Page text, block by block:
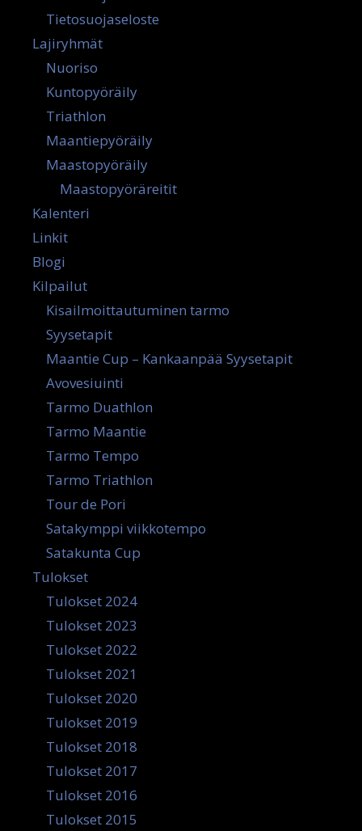
Tietosuojaseloste
Lajiryhmät
Nuoriso
Kuntopyöräily
Triathlon
Maantiepyöräily
Maastopyöräily
Maastopyöräreitit
Kalenteri
Linkit
Blogi
Kilpailut
Kisailmoittautuminen tarmo
Syysetapit
Maantie Cup – Kankaanpää Syysetapit
Avovesiuinti
Tarmo Duathlon
Tarmo Maantie
Tarmo Tempo
Tarmo Triathlon
Tour de Pori
Satakymppi viikkotempo
Satakunta Cup
Tulokset
Tulokset 2024
Tulokset 2023
Tulokset 2022
Tulokset 2021
Tulokset 2020
Tulokset 2019
Tulokset 2018
Tulokset 2017
Tulokset 2016
Tulokset 2015